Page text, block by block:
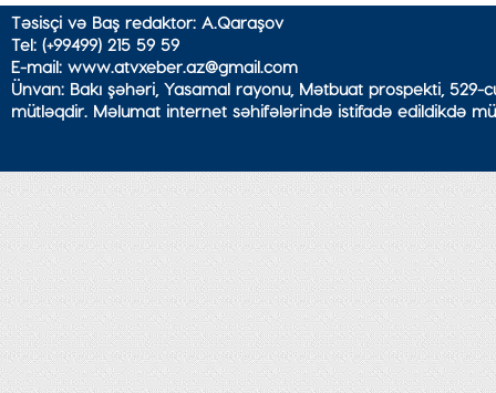
Təsisçi və Baş redaktor: A.Qaraşov
Tel: (+99499) 215 59 59
E-mail: www.atvxeber.az@gmail.com
Ünvan: Bakı şəhəri, Yasamal rayonu, Mətbuat prospekti,
mütləqdir. Məlumat internet səhifələrində istifadə edildikdə